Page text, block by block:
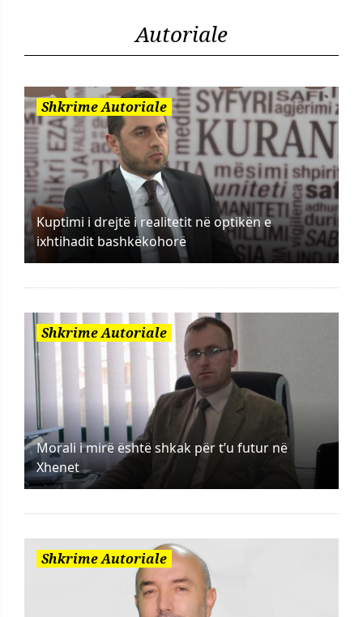
Autoriale
Shkrime Autoriale
Kuptimi i drejtë i realitetit në optikën e
ixhtihadit bashkëkohorë
Shkrime Autoriale
Morali i mirë është shkak për t’u futur në
Xhenet
Shkrime Autoriale